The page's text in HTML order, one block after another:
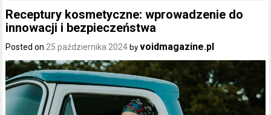
Receptury kosmetyczne: wprowadzenie do
innowacji i bezpieczeństwa
Posted on 25 października 2024 byvoidmagazine.pl